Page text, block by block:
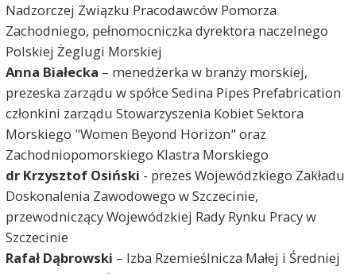
Nadzorczej Związku Pracodawców Pomorza
Zachodniego, pełnomocniczka dyrektora naczelnego
Polskiej Żeglugi Morskiej
Anna Białecka – menedżerka w branży morskiej,
prezeska zarządu w spółce Sedina Pipes Prefabrication
członkini zarządu Stowarzyszenia Kobiet Sektora
Morskiego "Women Beyond Horizon" oraz
Zachodniopomorskiego Klastra Morskiego
dr Krzysztof Osiński - prezes Wojewódzkiego Zakładu
Doskonalenia Zawodowego w Szczecinie,
przewodniczący Wojewódzkiej Rady Rynku Pracy w
Szczecinie
Rafał Dąbrowski – Izba Rzemieślnicza Małej i Średniej